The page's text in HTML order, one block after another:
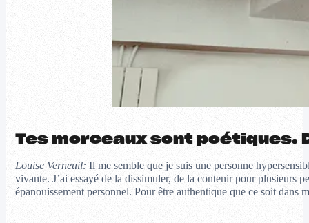
Tes morceaux sont poétiques.
Louise Verneuil: Il me semble que je suis une personne
vivante. J’ai essayé de la dissimuler, de la contenir pour plusieurs
épanouissement personnel. Pour être authentique que ce soit dans